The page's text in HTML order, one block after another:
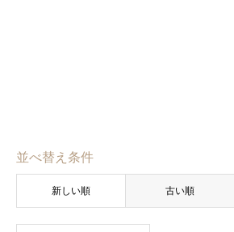
並べ替え条件
新しい順 古い順